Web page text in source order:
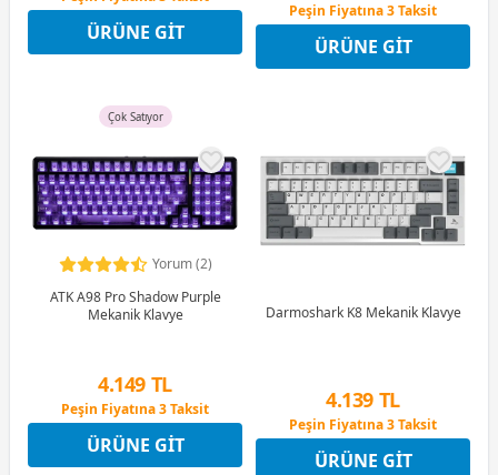
12 Ay x 529 TL taksitle
Peşin Fiyatına 3 Taksit
ÜRÜNE GIT
Peşin Fiyatına 3 Taksit
12 Ay x 512 TL taksitle
Peşin Fiyatına 3 Taksit
ÜRÜNE GIT
Çok Satıyor
Yorum (2)
ATK A98 Pro Shadow Purple
Mekanik Klavye
4.149 TL
Peşin Fiyatına 3 Taksit
12 Ay x 488 TL taksitle
Peşin Fiyatına 3 Taksit
ÜRÜNE GIT
Darmoshark K8 Mekanik Klavye
4.139 TL
Peşin Fiyatına 3 Taksit
12 Ay x 487 TL taksitle
Peşin Fiyatına 3 Taksit
ÜRÜNE GIT